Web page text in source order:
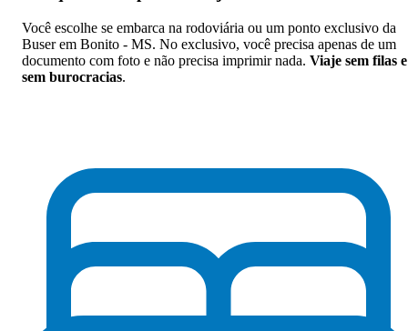
Você escolhe se embarca na rodoviária ou um ponto exclusivo da
Buser em Bonito - MS. No exclusivo, você precisa apenas de um
documento com foto e não precisa imprimir nada. Viaje sem filas e
sem burocracias.